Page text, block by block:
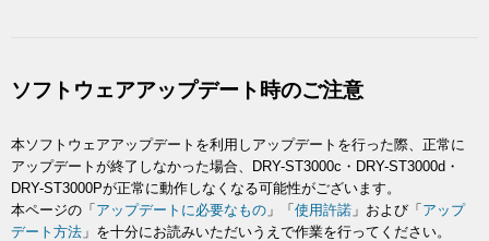
ソフトウェアアップデート時のご注意
本ソフトウェアアップデートを利用しアップデートを行った際、正常に
アップデートが終了しなかった場合、DRY-ST3000c・DRY-ST3000d・
DRY-ST3000Pが正常に動作しなくなる可能性がございます。
本ページの「アップデートに必要なもの 」「使用許諾 」および「アップ
デート方法 」を十分にお読みいただいうえで作業を行ってください。